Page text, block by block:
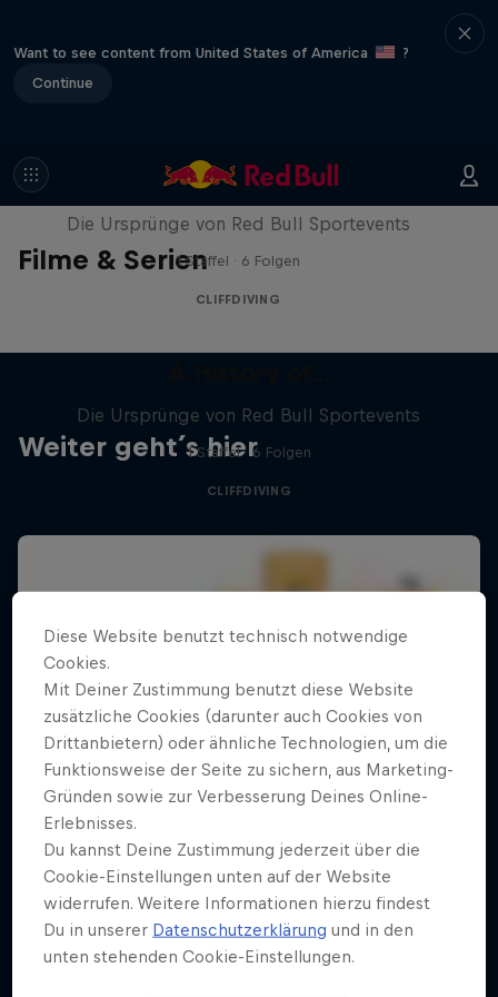
Want to see content from United States of America
?
Continue
Filme & Serien
A History of...
Die Ursprünge von Red Bull Sportevents
1 Staffel · 6 Folgen
CLIFFDIVING
Weiter geht´s hier
Die Ursprünge von Red Bull Sportevents
1 Staffel · 6 Folgen
CLIFFDIVING
Diese Website benutzt technisch notwendige
Cookies.
Mit Deiner Zustimmung benutzt diese Website
zusätzliche Cookies (darunter auch Cookies von
Drittanbietern) oder ähnliche Technologien, um die
Funktionsweise der Seite zu sichern, aus Marketing-
Gründen sowie zur Verbesserung Deines Online-
Erlebnisses.
Du kannst Deine Zustimmung jederzeit über die
Cookie-Einstellungen unten auf der Website
widerrufen. Weitere Informationen hierzu findest
Du in unserer Datenschutzerklärung und in den
unten stehenden Cookie-Einstellungen.